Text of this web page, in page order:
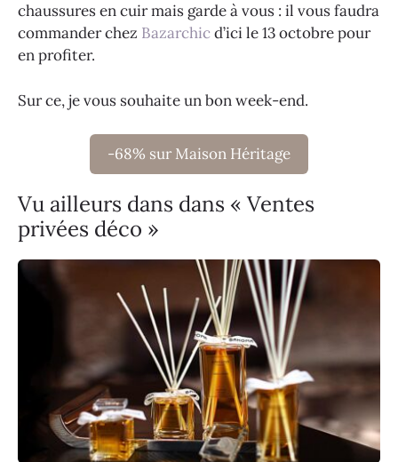
chaussures en cuir mais garde à vous : il vous faudra
commander chez Bazarchicd’ici le 13 octobre pour
en profiter.
Sur ce, je vous souhaite un bon week-end.
-68% sur Maison Héritage
Vu ailleurs dans dans « Ventes
privées déco »